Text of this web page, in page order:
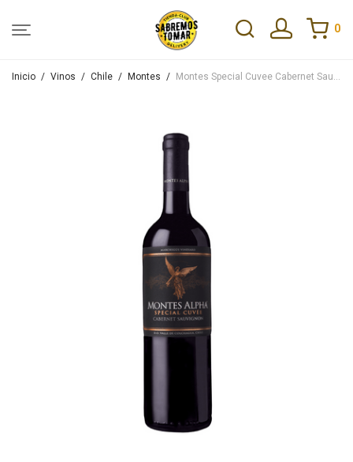
0
Inicio / Vinos / Chile / Montes / Montes Special Cuvee Cabernet Sauvignon 750ml